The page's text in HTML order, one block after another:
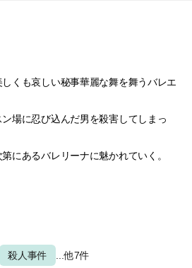
くも哀しい秘事華麗な舞を舞うバレエ
場に忍び込んだ男を殺害してしまっ
にあるバレリーナに魅かれていく。
殺人事件 ...他7件